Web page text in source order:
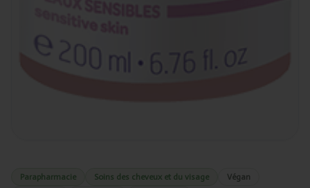
Parapharmacie Soins des cheveux et du visage
Végan